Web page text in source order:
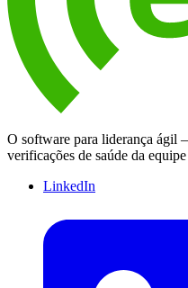
O software para liderança ágil
verificações de saúde da
LinkedIn